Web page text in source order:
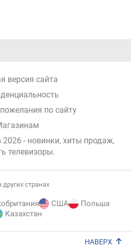
версия сайта
по сайту
2026 - новинки, хиты продаж,
телевизоры.
странах
США
Польша
Казахстан
НАВЕРХ